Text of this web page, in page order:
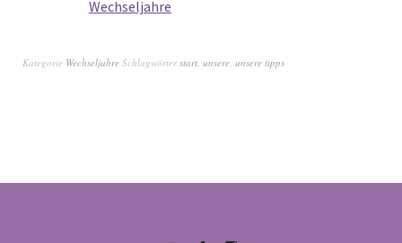
Wechseljahre
Kategorie Wechseljahre Schlagwörterstart, unsere, unsere tipps